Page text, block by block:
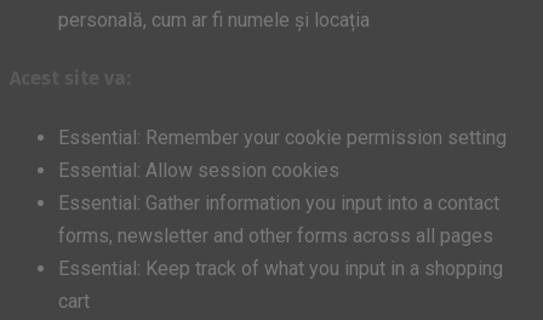
personală, cum ar fi numele și locația
Essential: Remember your cookie permission setting
Essential: Allow session cookies
Essential: Gather information you input into a contact
forms, newsletter and other forms across all pages
Essential: Keep track of what you input in a shopping
cart